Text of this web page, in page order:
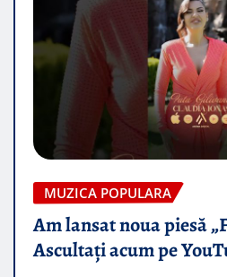
MUZICA POPULARA
Am lansat noua piesă
Ascultați acum pe